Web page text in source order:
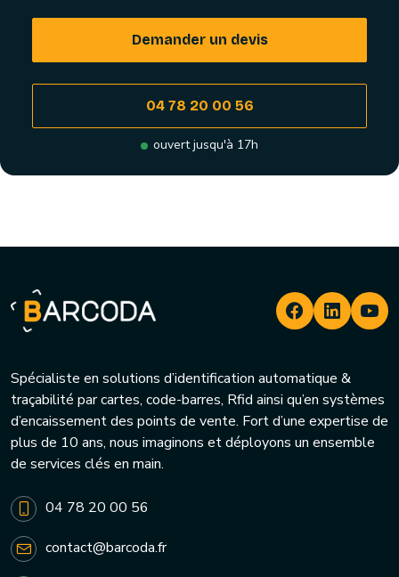
Demander un devis
04 78 20 00 56
ouvert jusqu'à 17h
Spécialiste en solutions d’identification automatique &
traçabilité par cartes, code-barres, Rfid ainsi qu’en systèmes
d’encaissement des points de vente. Fort d’une expertise de
plus de 10 ans, nous imaginons et déployons un ensemble
de services clés en main.
04 78 20 00 56
contact@barcoda.fr